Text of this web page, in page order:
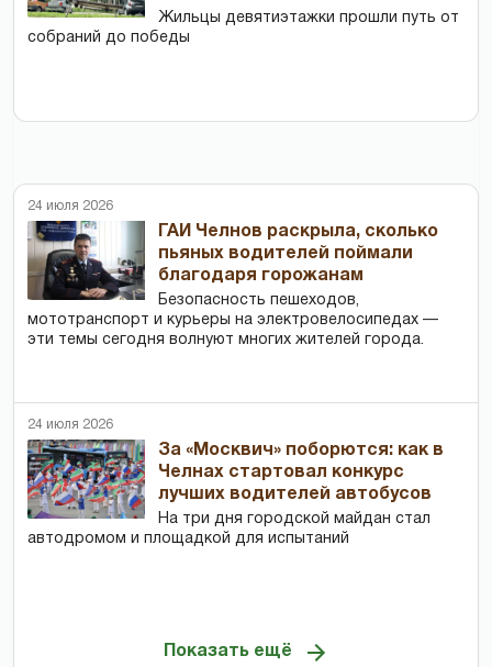
Жильцы девятиэтажки прошли путь от
собраний до победы
24 июля 2026
ГАИ Челнов раскрыла, сколько
пьяных водителей поймали
благодаря горожанам
Безопасность пешеходов,
мототранспорт и курьеры на электровелосипедах —
эти темы сегодня волнуют многих жителей города.
24 июля 2026
За «Москвич» поборются: как в
Челнах стартовал конкурс
лучших водителей автобусов
На три дня городской майдан стал
автодромом и площадкой для испытаний
Показать ещё